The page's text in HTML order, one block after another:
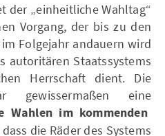
der „einheitliche Wahltag“
Vorgang, der bis zu den
Folgejahr andauern wird
autoritären Staatssystems
Herrschaft dient. Die
gewissermaßen eine
Wahlen im kommenden
die Räder des Systems